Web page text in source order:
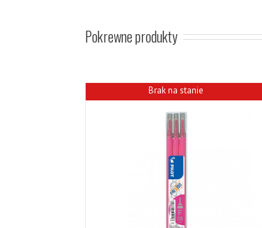
Pokrewne produkty
Brak na stanie